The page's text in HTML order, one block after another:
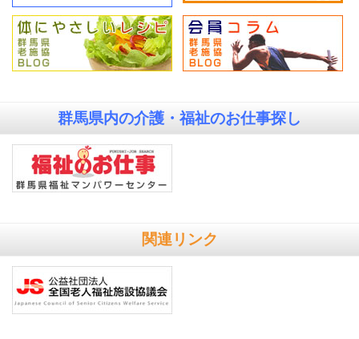
群馬県内の介護・福祉のお仕事探し
関連リンク